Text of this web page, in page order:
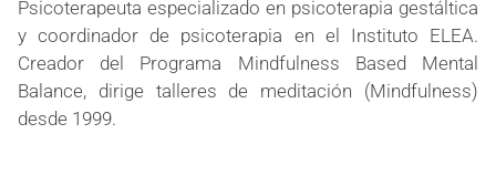
Psicoterapeuta especializado en psicoterapia gestáltica
y coordinador de psicoterapia en el Instituto ELEA.
Creador del Programa Mindfulness Based Mental
Balance, dirige talleres de meditación (Mindfulness)
desde 1999.